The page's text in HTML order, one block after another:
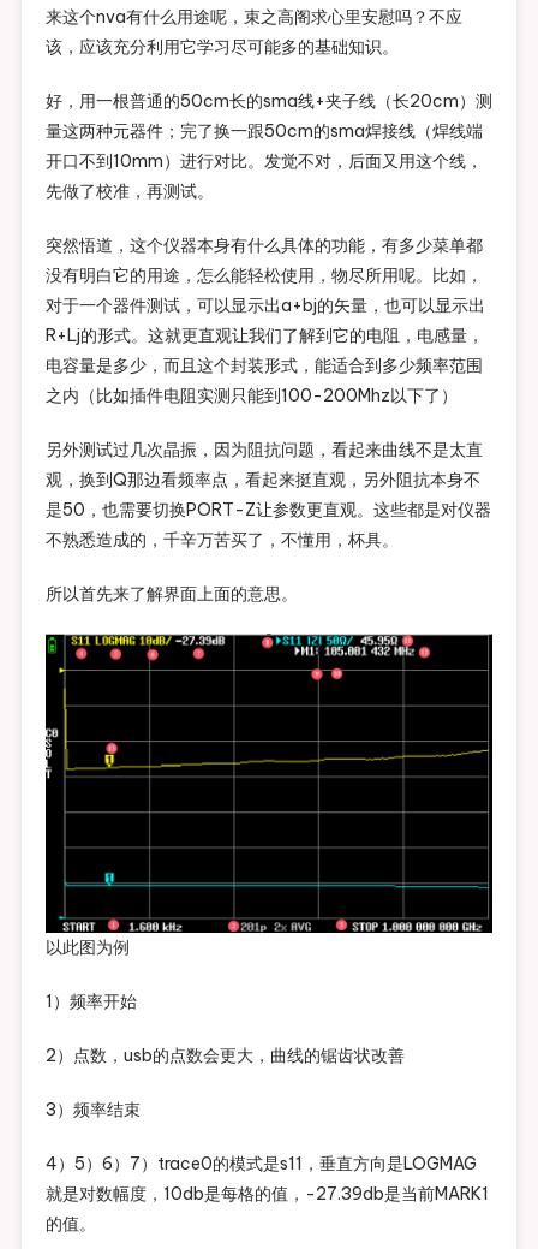
来这个nva有什么用途呢，束之高阁求心里安慰吗？不应
该，应该充分利用它学习尽可能多的基础知识。
好，用一根普通的50cm长的sma线+夹子线（长20cm）测
量这两种元器件；完了换一跟50cm的sma焊接线（焊线端
开口不到10mm）进行对比。发觉不对，后面又用这个线，
先做了校准，再测试。
突然悟道，这个仪器本身有什么具体的功能，有多少菜单都
没有明白它的用途，怎么能轻松使用，物尽所用呢。比如，
对于一个器件测试，可以显示出a+bj的矢量，也可以显示出
R+Lj的形式。这就更直观让我们了解到它的电阻，电感量，
电容量是多少，而且这个封装形式，能适合到多少频率范围
之内（比如插件电阻实测只能到100-200Mhz以下了）
另外测试过几次晶振，因为阻抗问题，看起来曲线不是太直
观，换到Q那边看频率点，看起来挺直观，另外阻抗本身不
是50，也需要切换PORT-Z让参数更直观。这些都是对仪器
不熟悉造成的，千辛万苦买了，不懂用，杯具。
所以首先来了解界面上面的意思。
以此图为例
1）频率开始
2）点数，usb的点数会更大，曲线的锯齿状改善
3）频率结束
4）5）6）7）trace0的模式是s11，垂直方向是LOGMAG
就是对数幅度，10db是每格的值，-27.39db是当前MARK1
的值。